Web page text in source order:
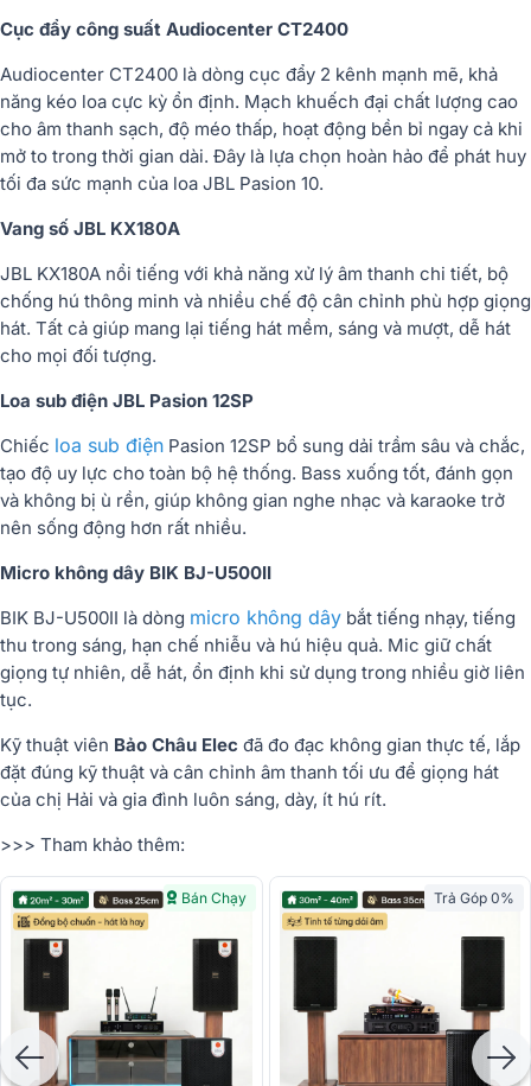
Cục đẩy công suất Audiocenter CT2400
Audiocenter CT2400 là dòng cục đẩy 2 kênh mạnh mẽ, khả
năng kéo loa cực kỳ ổn định. Mạch khuếch đại chất lượng cao
cho âm thanh sạch, độ méo thấp, hoạt động bền bỉ ngay cả khi
mở to trong thời gian dài. Đây là lựa chọn hoàn hảo để phát huy
tối đa sức mạnh của loa JBL Pasion 10.
Vang số JBL KX180A
JBL KX180A nổi tiếng với khả năng xử lý âm thanh chi tiết, bộ
chống hú thông minh và nhiều chế độ cân chỉnh phù hợp giọng
hát. Tất cả giúp mang lại tiếng hát mềm, sáng và mượt, dễ hát
cho mọi đối tượng.
Loa sub điện JBL Pasion 12SP
Chiếc loa sub điện Pasion 12SP bổ sung dải trầm sâu và chắc,
tạo độ uy lực cho toàn bộ hệ thống. Bass xuống tốt, đánh gọn
và không bị ù rền, giúp không gian nghe nhạc và karaoke trở
nên sống động hơn rất nhiều.
Micro không dây BIK BJ-U500II
BIK BJ-U500II là dòng micro không dây bắt tiếng nhạy, tiếng
thu trong sáng, hạn chế nhiễu và hú hiệu quả. Mic giữ chất
giọng tự nhiên, dễ hát, ổn định khi sử dụng trong nhiều giờ liên
tục.
Kỹ thuật viên Bảo Châu Elec đã đo đạc không gian thực tế, lắp
đặt đúng kỹ thuật và cân chỉnh âm thanh tối ưu để giọng hát
của chị Hải và gia đình luôn sáng, dày, ít hú rít.
>>> Tham khảo thêm:
Bán Chạy Trả Góp 0%